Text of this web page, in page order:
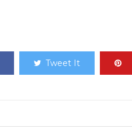
Tweet It